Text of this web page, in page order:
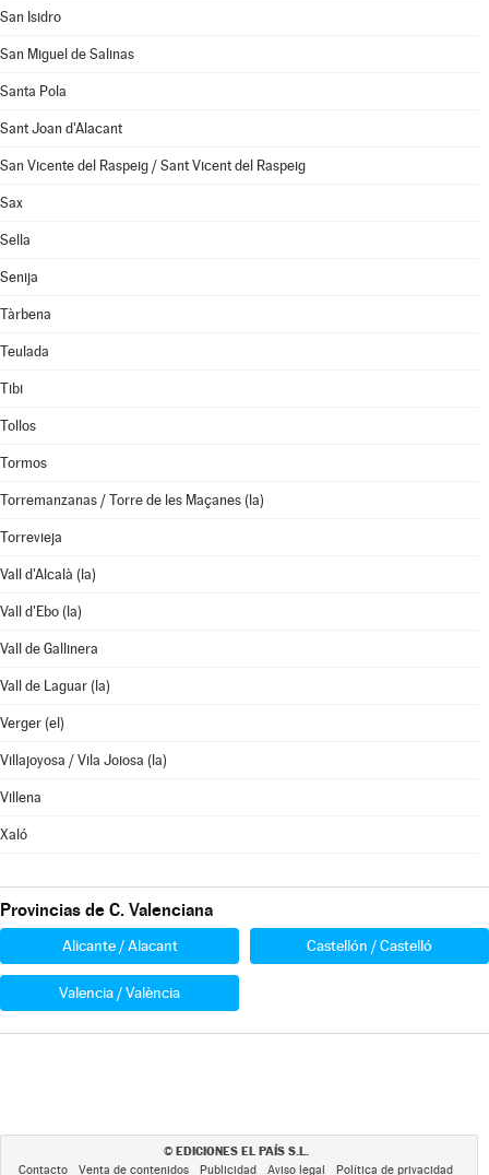
San Isidro
San Miguel de Salinas
Santa Pola
Sant Joan d'Alacant
San Vicente del Raspeig / Sant Vicent del Raspeig
Sax
Sella
Senija
Tàrbena
Teulada
Tibi
Tollos
Tormos
Torremanzanas / Torre de les Maçanes (la)
Torrevieja
Vall d'Alcalà (la)
Vall d'Ebo (la)
Vall de Gallinera
Vall de Laguar (la)
Verger (el)
Villajoyosa / Vila Joiosa (la)
Villena
Xaló
Provincias de C. Valenciana
Alicante / Alacant Castellón / Castelló
Valencia / València
© EDICIONES EL PAÍS S.L.
Contacto Venta de contenidos Publicidad Aviso legal Política de privacidad